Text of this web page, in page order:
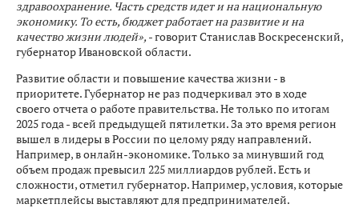
здравоохранение. Часть средств идет и на национальную
экономику. То есть, бюджет работает на развитие и на
качество жизни людей», - говорит Станислав Воскресенский,
губернатор Ивановской области.
Развитие области и повышение качества жизни - в
приоритете. Губернатор не раз подчеркивал это в ходе
своего отчета о работе правительства. Не только по итогам
2025 года - всей предыдущей пятилетки. За это время регион
вышел в лидеры в России по целому ряду направлений.
Например, в онлайн-экономике. Только за минувший год
объем продаж превысил 225 миллиардов рублей. Есть и
сложности, отметил губернатор. Например, условия, которые
маркетплейсы выставляют для предпринимателей.